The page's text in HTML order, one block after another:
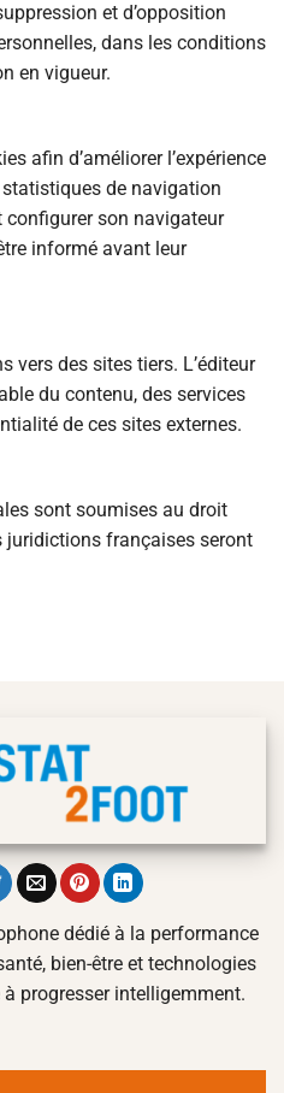
et d’opposition
dans les conditions
en vigueur.
afin d’améliorer l’expérience
de navigation
configurer son navigateur
informé avant leur
vers des sites tiers. L’éditeur
du contenu, des services
de ces sites externes.
sont soumises au droit
juridictions françaises seront
dédié à la performance
bien-être et technologies
progresser intelligemment.